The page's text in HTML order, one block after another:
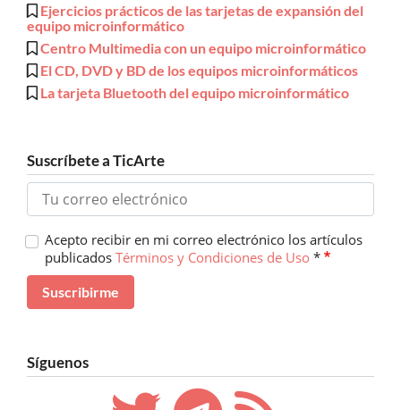
Ejercicios prácticos de las tarjetas de expansión del
equipo microinformático
Centro Multimedia con un equipo microinformático
El CD, DVD y BD de los equipos microinformáticos
La tarjeta Bluetooth del equipo microinformático
Suscríbete a TicArte
Acepto recibir en mi correo electrónico los artículos
publicados Términos y Condiciones de Uso *
Síguenos